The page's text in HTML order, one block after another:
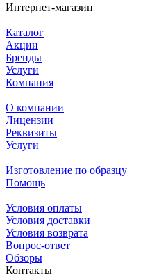
Интернет-магазин
Каталог
Акции
Бренды
Услуги
Компания
О компании
Лицензии
Реквизиты
Услуги
Изготовление по образцу
Помощь
Условия оплаты
Условия доставки
Условия возврата
Вопрос-ответ
Обзоры
Контакты